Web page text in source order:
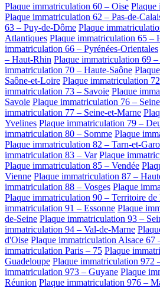
Plaque immatriculation 60 – Oise Plaque
Plaque immatriculation 62 – Pas-de-
63 – Puy-de-Dôme Plaque
Atlantiques Plaque immatriculation 65 –
immatriculation 66 – Pyrénées-Orientales
– Haut-Rhin Plaque immatriculation 69
immatriculation 70 – Haute-Saône
Saône-et-Loire Plaque immatriculation
immatriculation 73 – Savoie Plaque
Savoie Plaque immatriculation 76 –
immatriculation 77 – Seine-et-Marne
Yvelines Plaque immatriculation 79 –
immatriculation 80 – Somme Plaque
Plaque immatriculation 82 – Tarn-et-
immatriculation 83 – Var Plaque
Plaque immatriculation 85 – Vendée
Vienne Plaque immatriculation 87 –
immatriculation 88 – Vosges Plaque
Plaque immatriculation 90 – Territoire
immatriculation 91 – Essonne Plaque
de-Seine Plaque immatriculation 93 –
immatriculation 94 – Val-de-Marne
d'Oise Plaque immatriculation Alsace 67
immatriculation Paris – 75 Plaque
Guadeloupe Plaque immatriculation 972
immatriculation 973 – Guyane Plaque
Réunion Plaque immatriculation 976 –